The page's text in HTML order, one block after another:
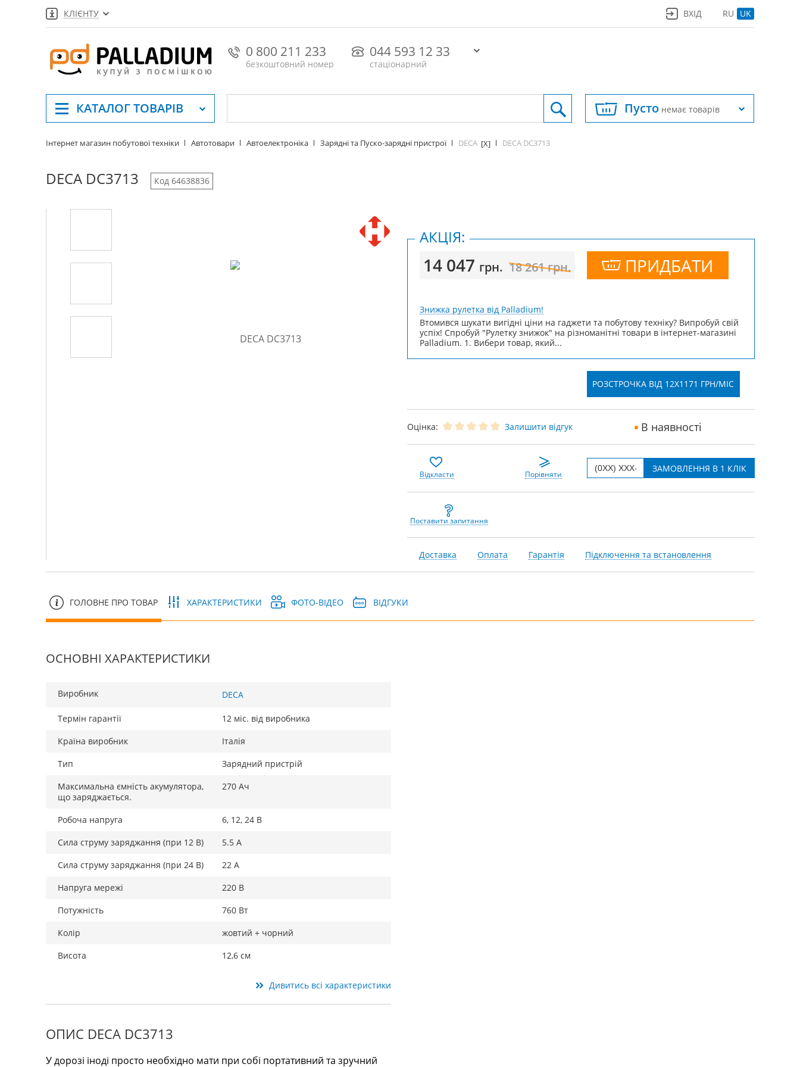
КЛІЄНТУ RU UK
ВХІД
0 800 211 233
безкоштовний номер
044 593 12 33
стаціонарний
КАТАЛОГТОВАРІВ Пусто немає товарів
Інтернет магазин побутової техніки Автотовари Автоелектроніка Зарядні та Пуско-зарядні пристрої DECA [X] DECA DС3713
DECA DС3713 Код 64638836
14 047 грн. 18 261грн. ПРИДБАТИ
АКЦІЯ:
Знижка рулетка від Palladium!
Втомився шукати вигідні ціни на гаджети та побутову техніку? Випробуй свій
успіх! Спробуй "Рулетку знижок" на різноманітні товари в інтернет-магазині
Palladium. 1. Вибери товар, який...
РОЗСТРОЧКА ВІД 12X1171 ГРН/МІС
Оцінка: Залишити відгук В наявності
Відкласти Порівняти
Поставити запитання
Доставка Оплата Гарантія Підключення та встановлення
ГОЛОВНЕ ПРО ТОВАР ХАРАКТЕРИСТИКИ ФОТО-ВІДЕО ВІДГУКИ
ОСНОВНІ ХАРАКТЕРИСТИКИ
Виробник DECA
Термін гарантії
12 міс. від виробника
Країна виробник
Італія
Тип
Зарядний пристрій
Максимальна ємність акумулятора,
що заряджається.
270 Ач
Робоча напруга
6, 12, 24 В
Сила струму заряджання (при 12 В)
5.5 А
Сила струму заряджання (при 24 В)
22 А
Напруга мережі
220 В
Потужність
760 Вт
Колір
жовтий + чорний
Висота
12,6 см
Дивитись всі характеристики
ОПИС DECA DС3713
У дорозі іноді просто необхідно мати при собі портативний та зручний